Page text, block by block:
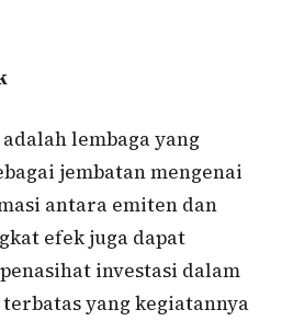
lembaga yang
jembatan mengenai
antara emiten dan
efek juga dapat
investasi dalam
yang kegiatannya